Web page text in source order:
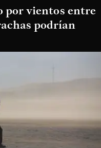
por vientos entre
podrían